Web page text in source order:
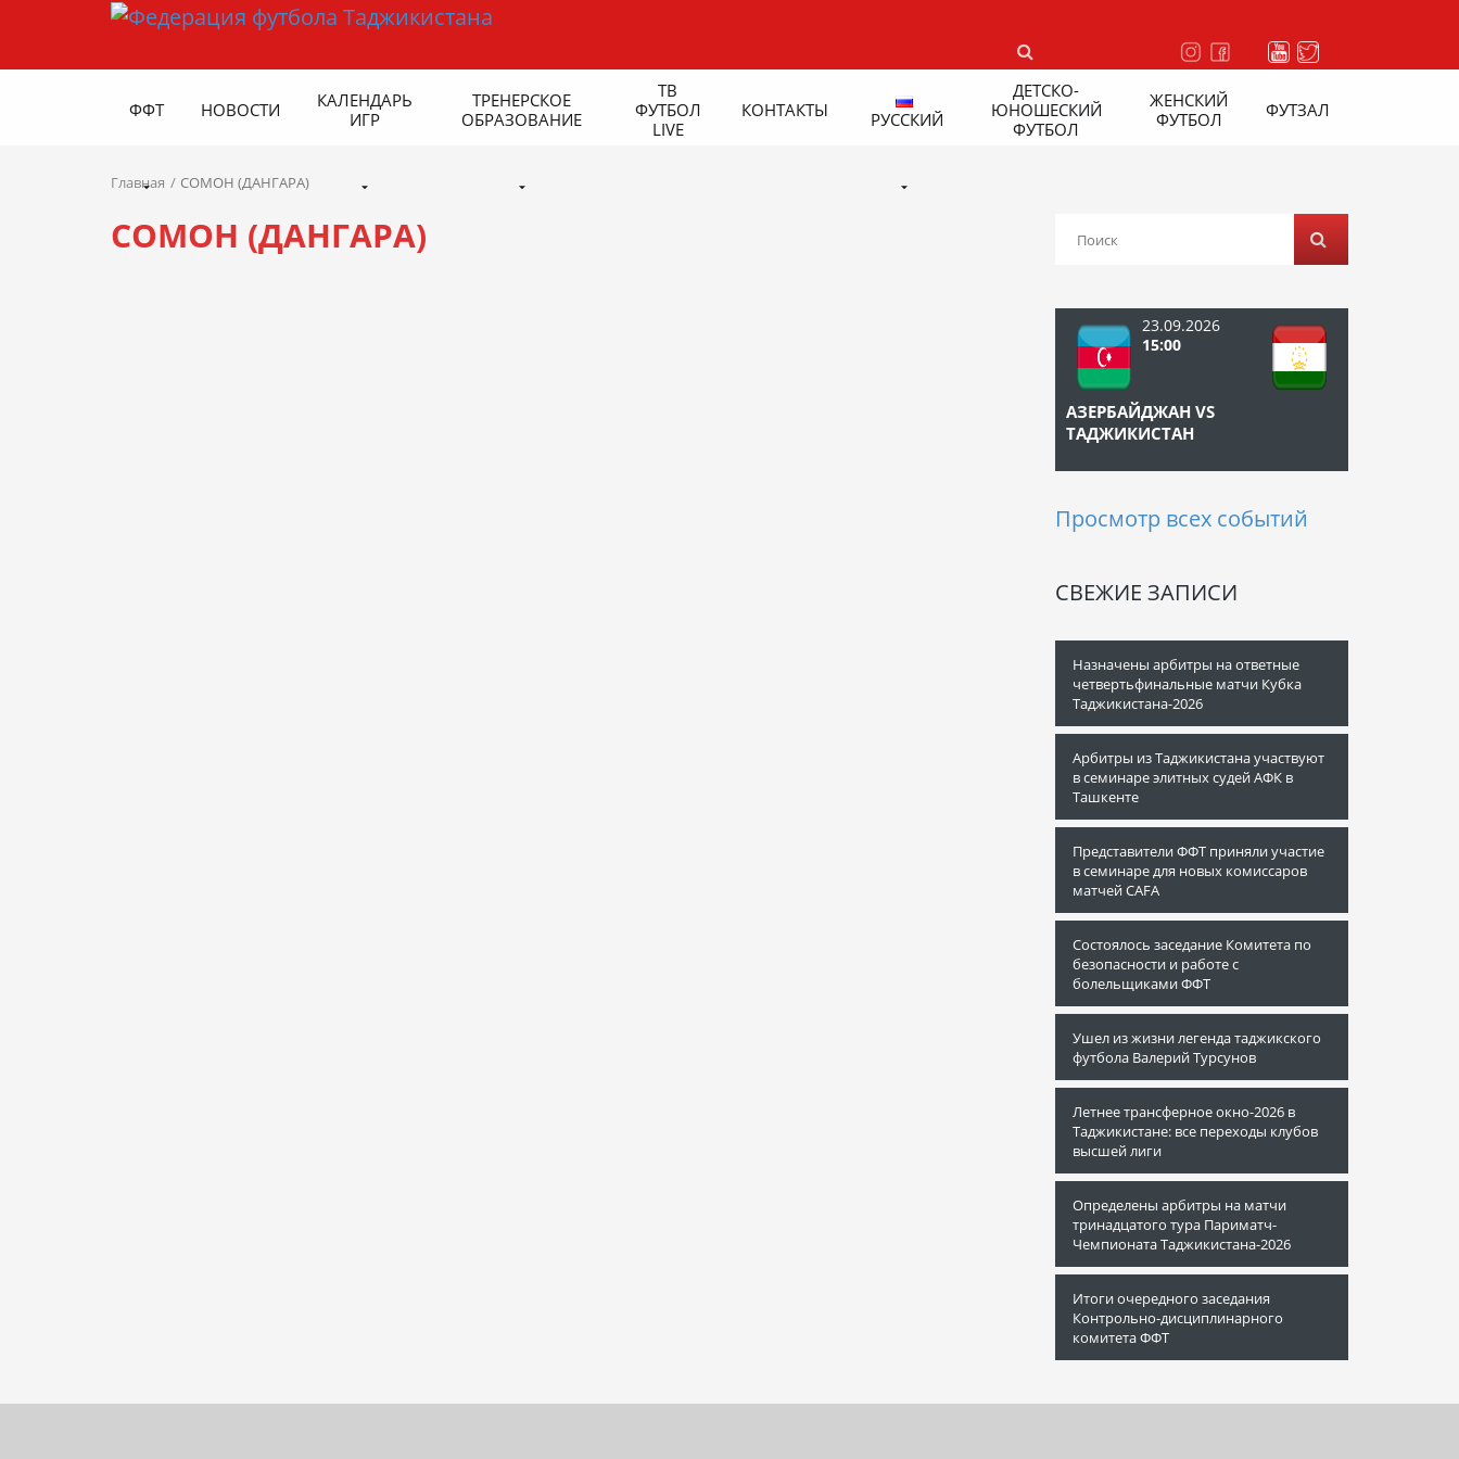
ФФТ НОВОСТИ
КАЛЕНДАРЬ
ИГР
ТРЕНЕРСКОЕ
ОБРАЗОВАНИЕ
ТВ
ФУТБОЛ
LIVE
КОНТАКТЫ РУССКИЙ
ДЕТСКО-
ЮНОШЕСКИЙ
ФУТБОЛ
ЖЕНСКИЙ
ФУТБОЛ
ФУТЗАЛ
Главная СОМОН (ДАНГАРА)
СОМОН (ДАНГАРА)
23.09.2026
15:00
АЗЕРБАЙДЖАН VS
ТАДЖИКИСТАН
Просмотр всех событий
СВЕЖИЕ ЗАПИСИ
Назначены арбитры на ответные
четвертьфинальные матчи Кубка
Таджикистана-2026
Арбитры из Таджикистана участвуют
в семинаре элитных судей АФК в
Ташкенте
Представители ФФТ приняли участие
в семинаре для новых комиссаров
матчей CAFA
Состоялось заседание Комитета по
безопасности и работе с
болельщиками ФФТ
Ушел из жизни легенда таджикского
футбола Валерий Турсунов
Летнее трансферное окно-2026 в
Таджикистане: все переходы клубов
высшей лиги
Определены арбитры на матчи
тринадцатого тура Париматч-
Чемпионата Таджикистана-2026
Итоги очередного заседания
Контрольно-дисциплинарного
комитета ФФТ